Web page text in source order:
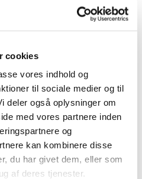
cookies
vores indhold og
til sociale medier og til
deler også oplysninger om
med vores partnere inden
og
kan kombinere disse
du har givet dem, eller som
af deres tjenester.
og poleret. Men under